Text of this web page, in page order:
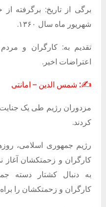
شهریور ماه سال ۱۳۶۰.
تقدیم به: کارگران و
اعتراضات اخیر.
✍️
: شمس الدین – امانتی
کردند.
رژیم جمهوری اسلامی،
کارگران و زحمتکشان آغاز
به دنبال کشتار دسته
کارگران و زحمتکشان را